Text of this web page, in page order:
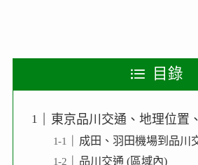
目錄
東京品川交通、地理位置
成田、羽田機場到品川
品川交通 (區域內)